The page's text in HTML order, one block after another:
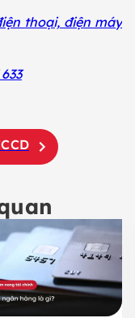
thoại, điện máy